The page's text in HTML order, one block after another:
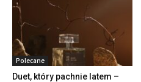
Polecane
Duet, który pachnie latem –